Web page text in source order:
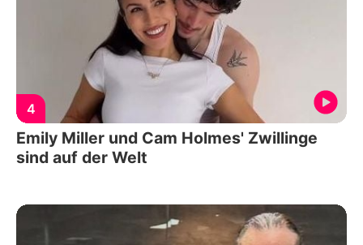
4
Emily Miller und Cam Holmes' Zwillinge
sind auf der Welt